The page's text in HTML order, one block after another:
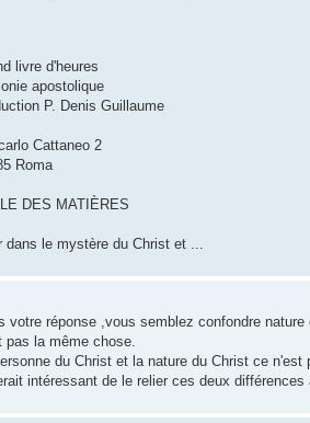
livre d'heures
apostolique
P. Denis Guillaume
Cattaneo 2
Roma
DES MATIÈRES
dans le mystère du Christ et ...
votre réponse ,vous semblez confondre
pas la même chose.
du Christ et la nature du Christ ce n'est
intéressant de le relier ces deux différences